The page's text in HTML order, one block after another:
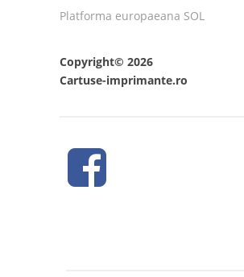
Platforma europaeana SOL
Copyright© 2026
Cartuse-imprimante.ro